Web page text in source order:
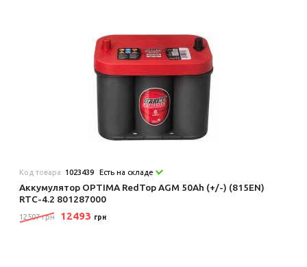
Код товара: 1023439 Есть на складе
Аккумулятор OPTIMA RedTop AGM 50Ah (+/-) (815EN)
RTC-4.2 801287000
12507 грн 12493 грн